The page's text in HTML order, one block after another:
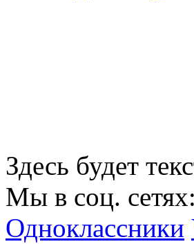
Здесь будет
Мы в соц. сетях:
Одноклассники